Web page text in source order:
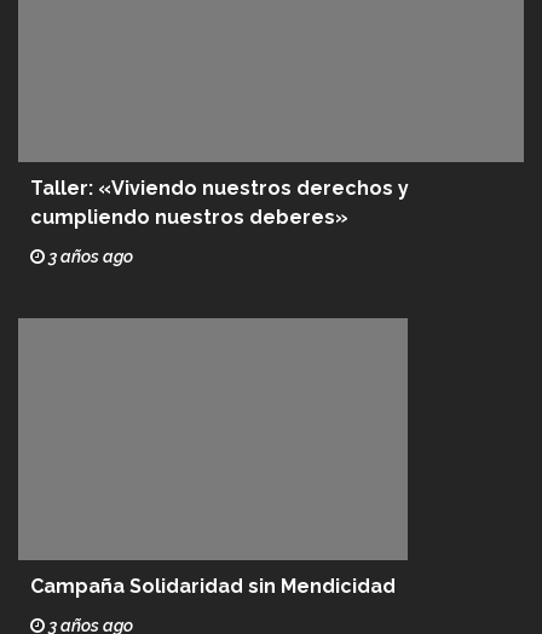
Taller: «Viviendo nuestros derechos y
cumpliendo nuestros deberes»
3 años ago
Campaña Solidaridad sin Mendicidad
3 años ago